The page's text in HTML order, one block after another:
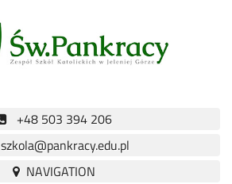
+48 503 394 206
szkola@pankracy.edu.pl